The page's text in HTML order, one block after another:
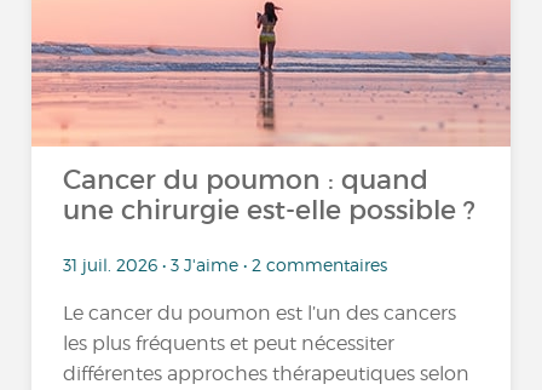
Cancer du poumon : quand
une chirurgie est-elle possible ?
31 juil. 2026 • 3 J'aime • 2 commentaires
Le cancer du poumon est l’un des cancers
les plus fréquents et peut nécessiter
différentes approches thérapeutiques selon